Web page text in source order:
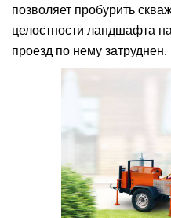
позволяет пробурить
целостности ландшафта
проезд по нему затруднен.